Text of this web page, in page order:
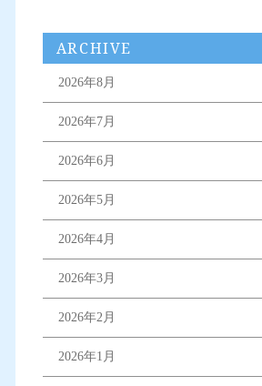
ARCHIVE
2026年8月
2026年7月
2026年6月
2026年5月
2026年4月
2026年3月
2026年2月
2026年1月